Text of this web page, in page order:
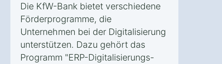
Die KfW-Bank bietet verschiedene
Förderprogramme, die
Unternehmen bei der Digitalisierung
unterstützen. Dazu gehört das
Programm "ERP-Digitalisierungs-